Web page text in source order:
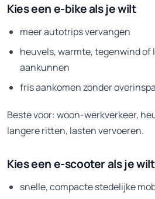
Kies een e-bike als je wilt
meer autotrips vervangen
heuvels, warmte, tegenwind of
aankunnen
fris aankomen zonder
Beste voor: woon-werkverkeer,
langere ritten, lasten vervoeren.
Kies een e-scooter als je wilt
snelle, compacte stedelijke